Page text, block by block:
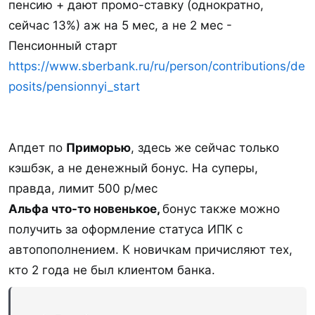
проведения акции. Максимальный размер
вознаграждения—3000 баллов
Акция проходит с 02 марта по 30 ноября 2026
года. Получить первую выплату необходимо в
период с 01 апреля по
Спойлер:Скриншот
Приморье: повышенный кэшбэк
Бонусная программа по карте с 01.07.26 года по
31.03.27 при получении пенсии — кэшбэк
5% на
супермаркеты
пенсию + дают промо-ставку (однократно,
сейчас 13%) аж на 5 мес, а не 2 мес -
Пенсионный старт
https://www.sberbank.ru/ru/person/contributions/de
posits/pensionnyi_start
Апдет по Приморью, здесь же сейчас только
кэшбэк, а не денежный бонус. На суперы,
правда, лимит 500 р/мес
Альфа что-то новенькое, бонус также можно
получить за оформление статуса ИПК с
автопополнением. К новичкам причисляют тех,
кто 2 года не был клиентом банка.